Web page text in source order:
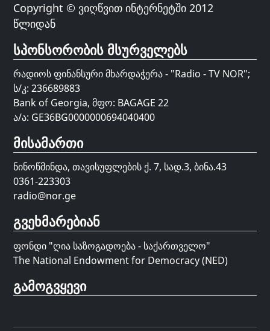
Copyright © ვიღწვით ინტერნეტში 2012
წლიდან
სპონსორობის მსურველებს
რადიოს ფინანსური მხარდაჭერა - "Radio - TV NOR";
ს/კ: 236689883
Bank of Georgia, მფო: BAGAGE 22
ა/ა: GE36BG0000000694040400
მისამართი
ნინოწმინდა, თავისუფლების ქ. 7, სად.3, ბინა.43
0361-223303
radio@nor.ge
გვეხმარებიან
ფონდი "ღია საზოგადოება - საქართველო"
The National Endowment for Democracy (NED)
გამოგვყევი